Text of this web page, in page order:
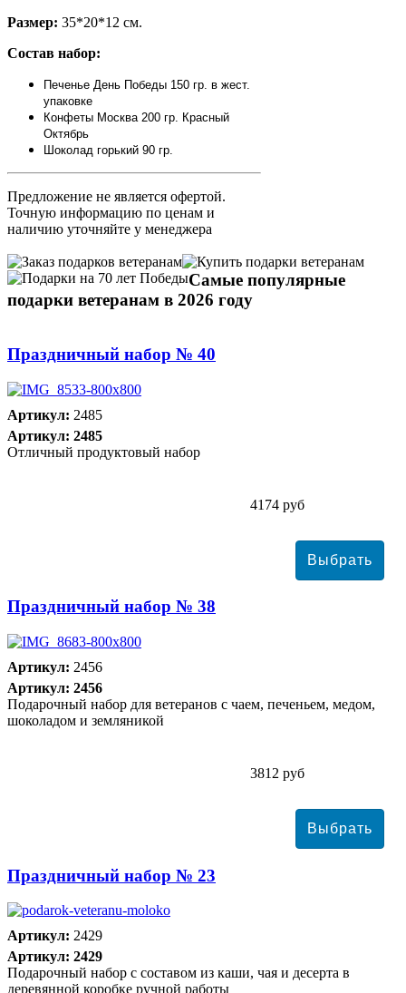
Размер: 35*20*12 см.
Состав набор:
Печенье День Победы 150 гр. в жест.
упаковке
Конфеты Москва 200 гр. Красный
Октябрь
Шоколад горький 90 гр.
Предложение не является офертой.
Точную информацию по ценам и
наличию уточняйте у менеджера
Самые популярные
подарки ветеранам в 2026 году
Праздничный набор № 40
Артикул: 2485
Артикул: 2485
Отличный продуктовый набор
4174 руб
Праздничный набор № 38
Артикул: 2456
Артикул: 2456
Подарочный набор для ветеранов с чаем, печеньем, медом,
шоколадом и земляникой
3812 руб
Праздничный набор № 23
Артикул: 2429
Артикул: 2429
Подарочный набор с составом из каши, чая и десерта в
деревянной коробке ручной работы